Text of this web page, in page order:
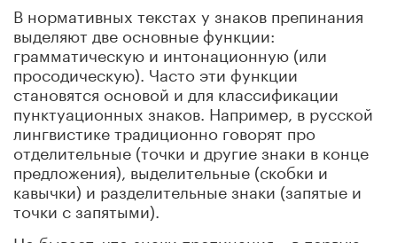
В нормативных текстах у знаков препинания
выделяют две основные функции:
грамматическую и интонационную (или
просодическую). Часто эти функции
становятся основой и для классификации
пунктуационных знаков. Например, в русской
лингвистике традиционно говорят про
отделительные (точки и другие знаки в конце
предложения), выделительные (скобки и
кавычки) и разделительные знаки (запятые и
точки с запятыми).